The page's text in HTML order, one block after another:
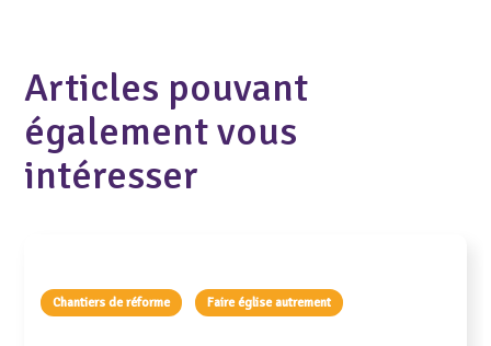
Articles pouvant
également vous
intéresser
Chantiers de réforme Faire église autrement